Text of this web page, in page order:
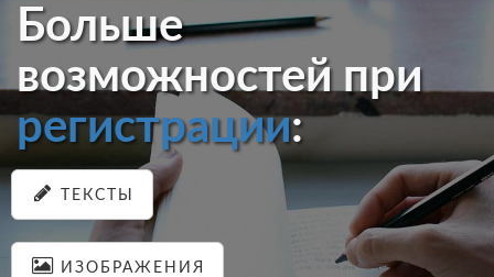
Больше
возможностей при
регистрации:
ТЕКСТЫ
ИЗОБРАЖЕНИЯ